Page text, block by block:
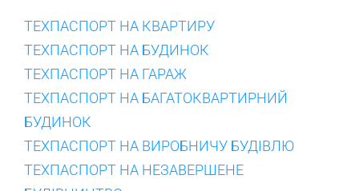
ТЕХПАСПОРТ НА КВАРТИРУ
ТЕХПАСПОРТ НА БУДИНОК
ТЕХПАСПОРТ НА ГАРАЖ
ТЕХПАСПОРТ НА БАГАТОКВАРТИРНИЙ
БУДИНОК
ТЕХПАСПОРТ НА ВИРОБНИЧУ БУДІВЛЮ
ТЕХПАСПОРТ НА НЕЗАВЕРШЕНЕ